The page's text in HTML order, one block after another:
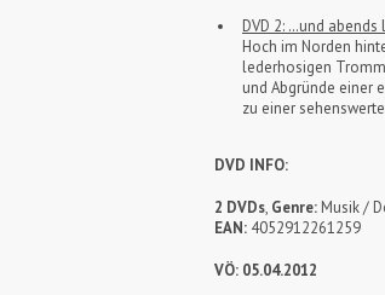
DVD 2: …und
Hoch im Norden
lederhosigen
und Abgründe einer
zu einer
DVD INFO:
2 DVDs, Genre: Musik /
EAN: 4052912261259
VÖ: 05.04.2012